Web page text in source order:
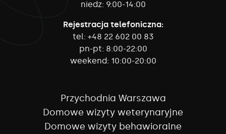
niedz: 9:00-14:00
Rejestracja telefoniczna:
tel: +48 22 602 00 83
pn-pt: 8:00-22:00
weekend: 10:00-20:00
Przychodnia Warszawa
Domowe wizyty weterynaryjne
Domowe wizyty behawioralne